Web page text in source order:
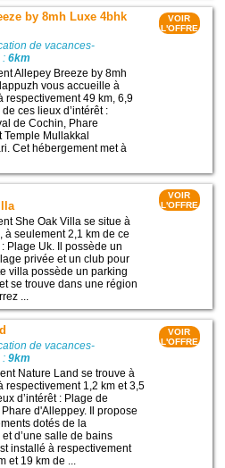
by 8mh Luxe 4bhk
de vacances-
:6km
Allepey Breeze by 8mh
vous accueille à
respectivement 49 km, 6,9
ces lieux d’intérêt :
de Cochin, Phare
Temple Mullakkal
Cet hébergement met à
VOIR
L'OFFRE
She Oak Villa se situe à
à seulement 2,1 km de ce
: Plage Uk. Il possède un
privée et un club pour
villa possède un parking
se trouve dans une région
...
VOIR
L'OFFRE
de vacances-
:9km
Nature Land se trouve à
respectivement 1,2 km et 3,5
d’intérêt : Plage de
d'Alleppey. Il propose
dotés de la
d’une salle de bains
installé à respectivement
et 19 km de ...
VOIR
L'OFFRE